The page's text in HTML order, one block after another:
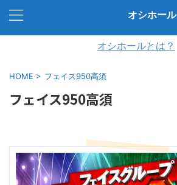
オシホール
オシホールとは？
HOME > フェイス950高須
フェイス950高須